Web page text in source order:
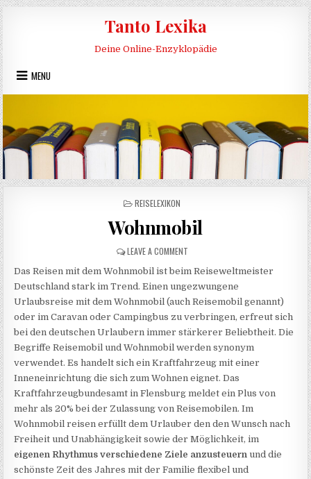
Skip to content
Tanto Lexika
Deine Online-Enzyklopädie
MENU
POSTED IN
REISELEXIKON
Wohnmobil
LEAVE A COMMENTON WOHNMOBIL
Das Reisen mit dem Wohnmobil ist beim Reiseweltmeister
Deutschland stark im Trend. Einen ungezwungene
Urlaubsreise mit dem Wohnmobil (auch Reisemobil genannt)
oder im Caravan oder Campingbus zu verbringen, erfreut sich
bei den deutschen Urlaubern immer stärkerer Beliebtheit. Die
Begriffe Reisemobil und Wohnmobil werden synonym
verwendet. Es handelt sich ein Kraftfahrzeug mit einer
Inneneinrichtung die sich zum Wohnen eignet. Das
Kraftfahrzeugbundesamt in Flensburg meldet ein Plus von
mehr als 20% bei der Zulassung von Reisemobilen. Im
Wohnmobil reisen erfüllt dem Urlauber den den Wunsch nach
Freiheit und Unabhängigkeit sowie der Möglichkeit, im
eigenen Rhythmus verschiedene Ziele anzusteuern und die
schönste Zeit des Jahres mit der Familie flexibel und